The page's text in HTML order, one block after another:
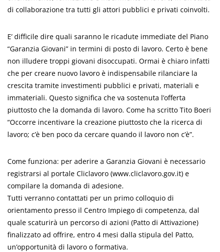
di collaborazione tra tutti gli attori pubblici e privati coinvolti.
E’ difficile dire quali saranno le ricadute immediate del Piano
“Garanzia Giovani” in termini di posto di lavoro. Certo è bene
non illudere troppi giovani disoccupati. Ormai è chiaro infatti
che per creare nuovo lavoro è indispensabile rilanciare la
crescita tramite investimenti pubblici e privati, materiali e
immateriali. Questo significa che va sostenuta l’offerta
piuttosto che la domanda di lavoro. Come ha scritto Tito Boeri
“Occorre incentivare la creazione piuttosto che la ricerca di
lavoro; c’è ben poco da cercare quando il lavoro non c’è”.
Come funziona: per aderire a Garanzia Giovani è necessario
registrarsi al portale Cliclavoro (www.cliclavoro.gov.it) e
compilare la domanda di adesione.
Tutti verranno contattati per un primo colloquio di
orientamento presso il Centro Impiego di competenza, dal
quale scaturirà un percorso di azioni (Patto di Attivazione)
finalizzato ad offrire, entro 4 mesi dalla stipula del Patto,
un’opportunità di lavoro o formativa.